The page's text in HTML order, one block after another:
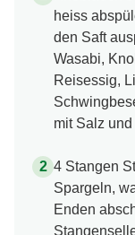
heiss
den Saft
Wasabi,
Reisessig,
mit Salz
4 Stangen
Spargeln,
Enden